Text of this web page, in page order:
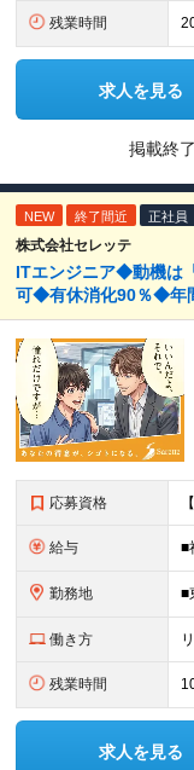
残業時間
求人を見る
掲載終
NEW 終了間近 正社員
株式会社セレッテ
ITエンジニア◆動機は
可◆有休消化90％◆年
応募資格
給与
勤務地
働き方
残業時間
求人を見る